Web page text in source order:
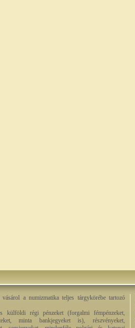
a numizmatika teljes tárgykörébe tartozó
külföldi régi pénzeket (forgalmi fémpénzeket,
minta bankjegyeket is), részvényeket,